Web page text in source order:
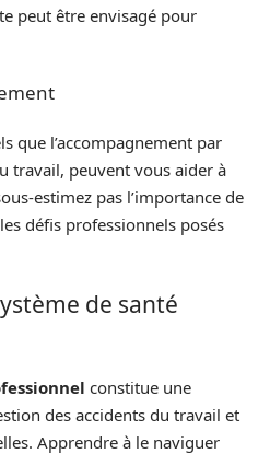
peut être envisagé pour
que l’accompagnement par
travail, peuvent vous aider à
estimez pas l’importance de
défis professionnels posés
de santé
constitue une
des accidents du travail et
Apprendre à le naviguer